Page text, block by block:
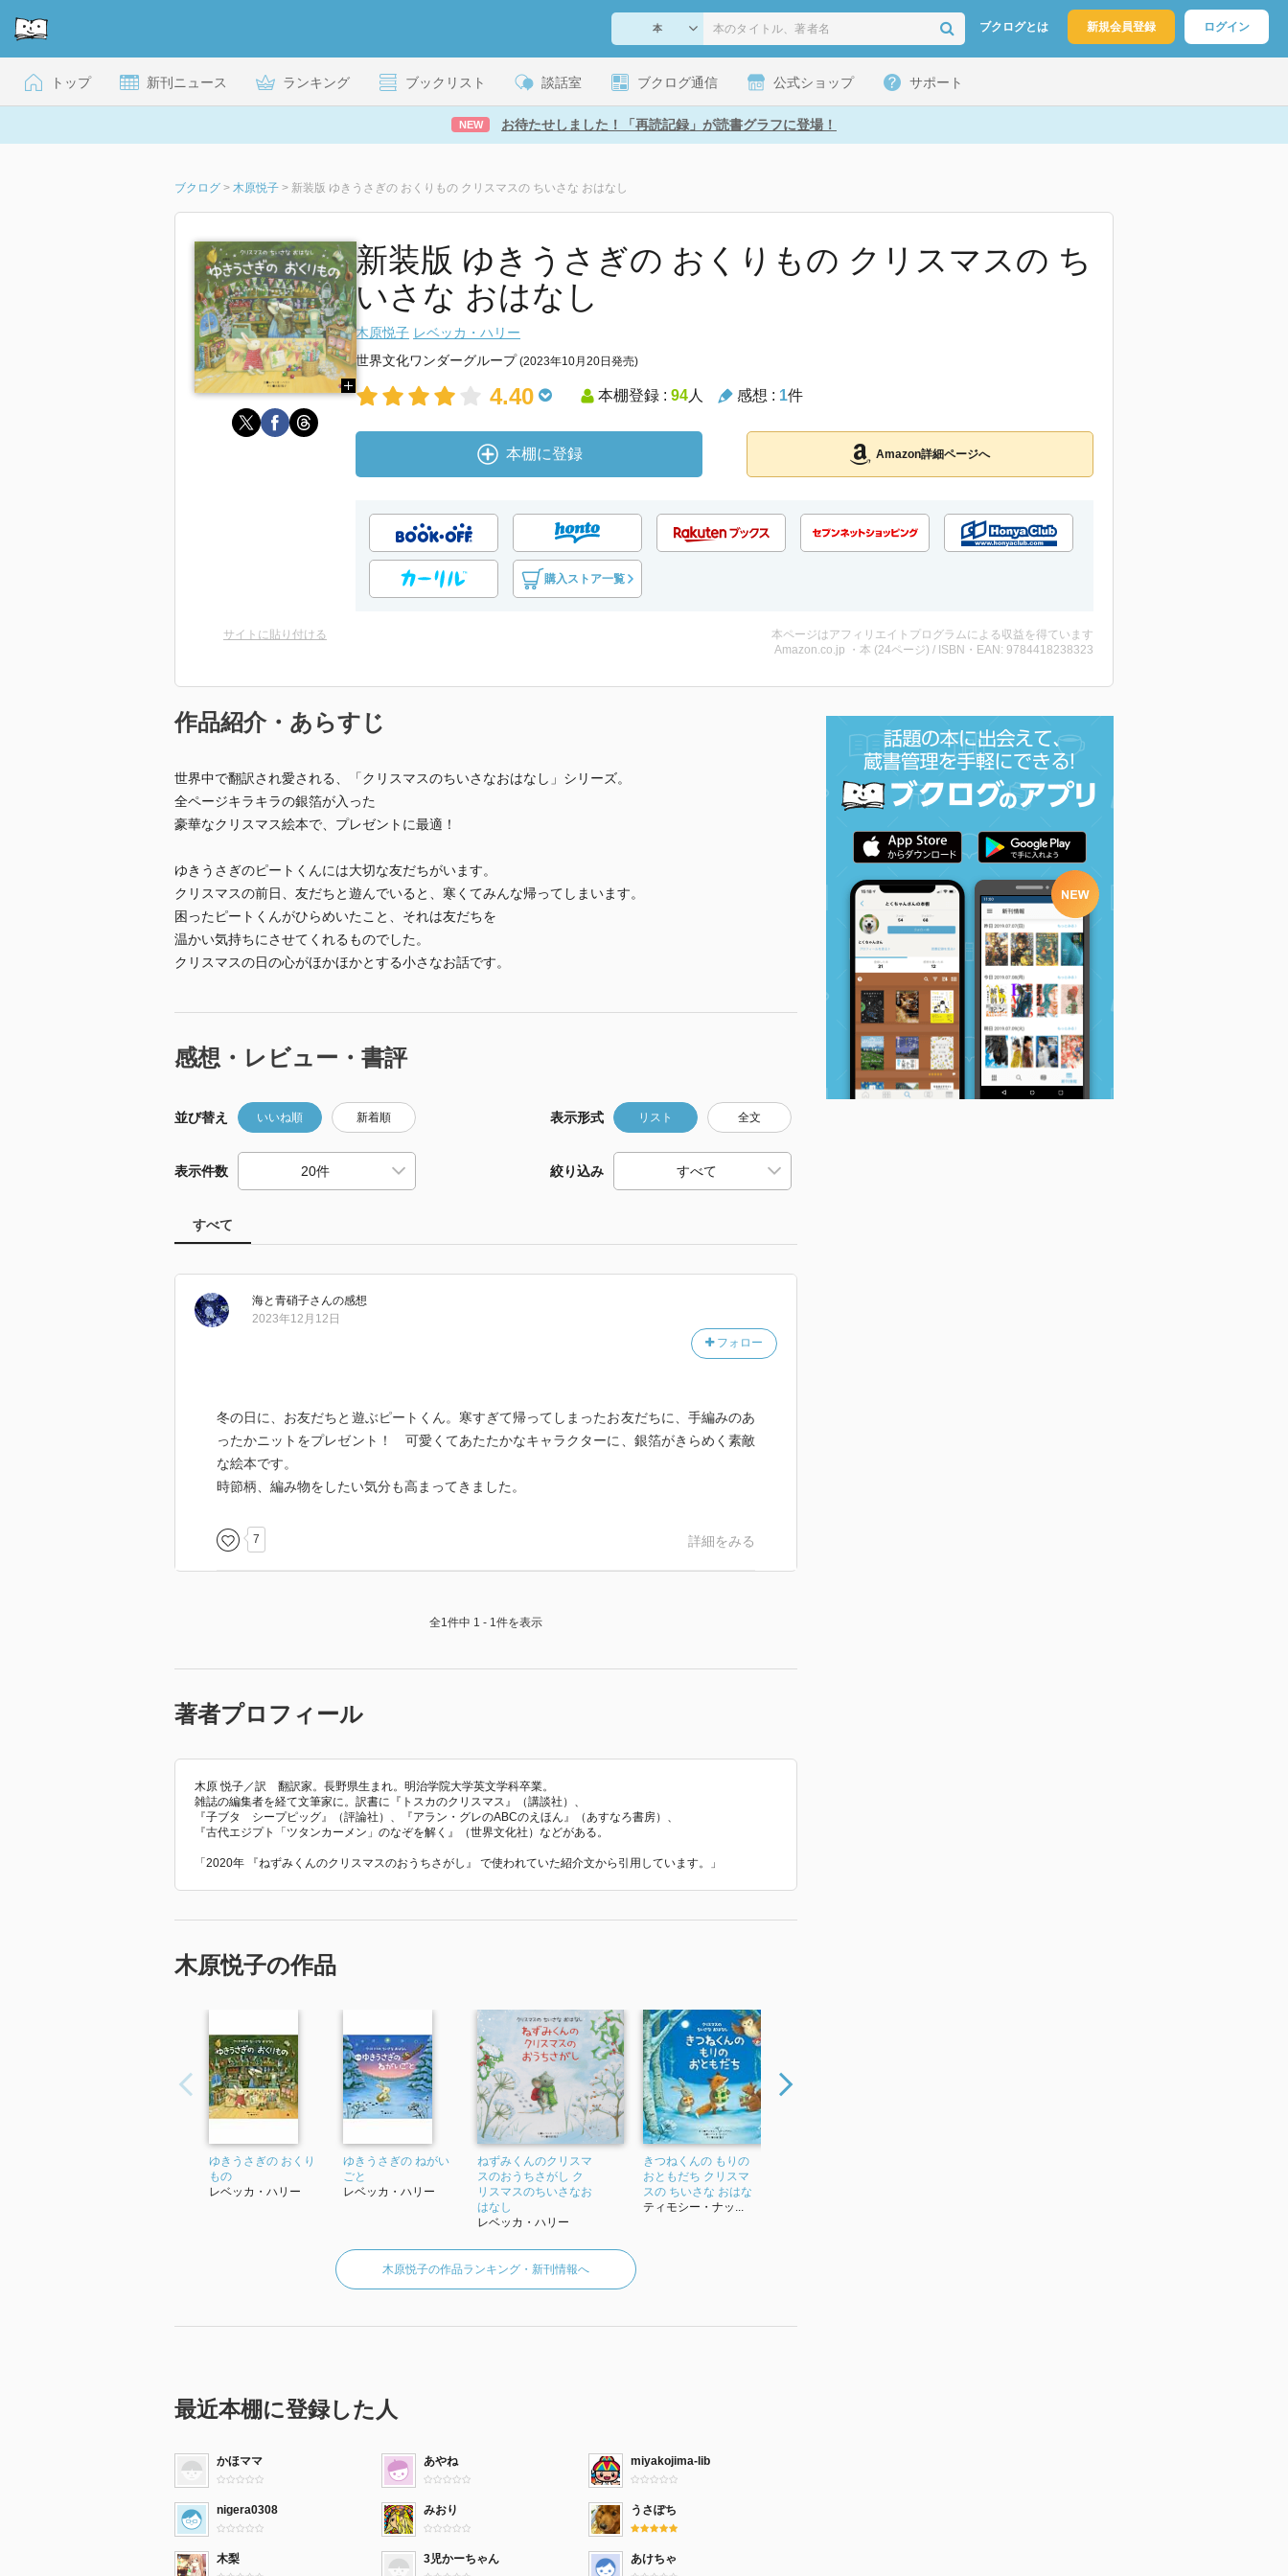
ブクログとは 新規会員登録 ログイン
トップ 新刊ニュース ランキング ブックリスト 談話室 ブクログ通信 公式ショップ サポート
NEW お待たせしました！「再読記録」が読書グラフに登場！
ブクログ > 木原悦子 > 新装版 ゆきうさぎの おくりもの クリスマスの ちいさな おはなし
新装版 ゆきうさぎの おくりもの クリスマスの ち
いさな おはなし
木原悦子 レベッカ・ハリー
世界文化ワンダーグループ (2023年10月20日発売)
4.40 本棚登録 : 94人 感想 : 1件
本棚に登録 Amazon詳細ページへ
購入ストア一覧
サイトに貼り付ける
本ページはアフィリエイトプログラムによる収益を得ています
Amazon.co.jp ・本 (24ページ) / ISBN・EAN: 9784418238323
作品紹介・あらすじ
世界中で翻訳され愛される、「クリスマスのちいさなおはなし」シリーズ。
全ページキラキラの銀箔が入った
豪華なクリスマス絵本で、プレゼントに最適！
ゆきうさぎのピートくんには大切な友だちがいます。
クリスマスの前日、友だちと遊んでいると、寒くてみんな帰ってしまいます。
困ったピートくんがひらめいたこと、それは友だちを
温かい気持ちにさせてくれるものでした。
クリスマスの日の心がほかほかとする小さなお話です。
感想・レビュー・書評
並び替え いいね順 新着順 表示形式 リスト 全文
表示件数 絞り込み
すべて
海と青硝子さんの感想
フォロー
2023年12月12日
冬の日に、お友だちと遊ぶピートくん。寒すぎて帰ってしまったお友だちに、手編みのあ
ったかニットをプレゼント！ 可愛くてあたたかなキャラクターに、銀箔がきらめく素敵
な絵本です。
時節柄、編み物をしたい気分も高まってきました。
7 詳細をみる
全1件中 1 - 1件を表示
著者プロフィール
木原 悦子／訳 翻訳家。長野県生まれ。明治学院大学英文学科卒業。
雑誌の編集者を経て文筆家に。訳書に『トスカのクリスマス』（講談社）、
『子ブタ シープピッグ』（評論社）、『アラン・グレのABCのえほん』（あすなろ書房）、
『古代エジプト「ツタンカーメン」のなぞを解く』（世界文化社）などがある。
「2020年 『ねずみくんのクリスマスのおうちさがし』 で使われていた紹介文から引用しています。」
木原悦子の作品
ゆきうさぎの おくり
もの
レベッカ・ハリー
ゆきうさぎの ねがい
ごと
レベッカ・ハリー
ねずみくんのクリスマ
スのおうちさがし ク
リスマスのちいさなお
はなし
レベッカ・ハリー
きつねくんの もりの
おともだち クリスマ
スの ちいさな おはな
ティモシー・ナッ...
木原悦子の作品ランキング・新刊情報へ
最近本棚に登録した人
かほママ あやね miyakojima-lib
nigera0308 みおり うさぽち
木梨 3児かーちゃん あけちゃ